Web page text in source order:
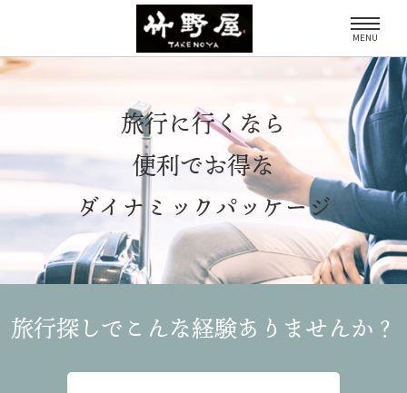
MENU
旅行に行くなら
便利でお得な
ダイナミックパッケージ
旅行探しでこんな経験ありませんか？